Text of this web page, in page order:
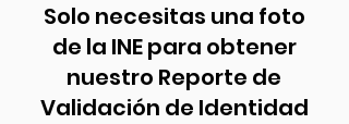
Solo necesitas una foto
de la INE para obtener
nuestro Reporte de
Validación de Identidad